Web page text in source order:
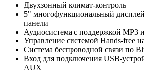
Двухзонный климат-контроль
5" многофункциональный
панели
Аудиосистема с поддержкой MP3
Управление системой Hands-free
Система беспроводной связи по
Вход для подключения USB-
AUX